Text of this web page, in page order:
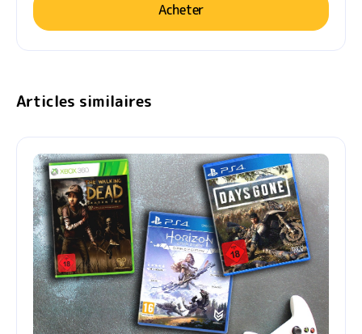
Acheter
Articles similaires